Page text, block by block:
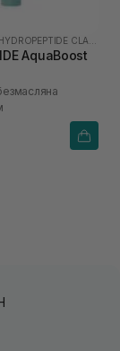
AquaBoost